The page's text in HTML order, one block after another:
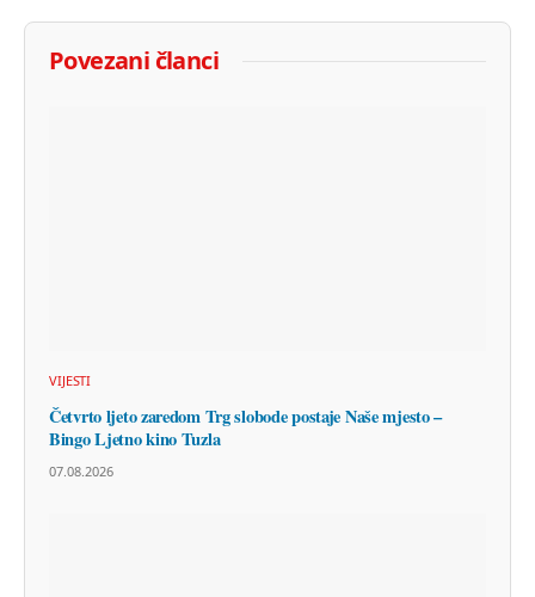
Povezani članci
VIJESTI
Četvrto ljeto zaredom Trg slobode postaje Naše mjesto –
Bingo Ljetno kino Tuzla
07.08.2026